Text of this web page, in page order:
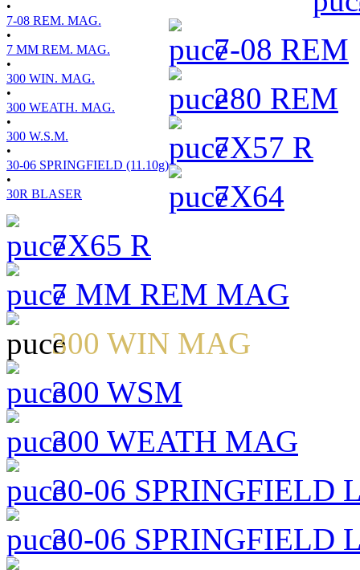
•
7-08 REM. MAG.
•
7 MM REM. MAG.
•
300 WIN. MAG.
•
300 WEATH. MAG.
•
300 W.S.M.
•
30-06 SPRINGFIELD (11.10g)
•
30R BLASER
7-08 REM
280 REM
7X57 R
7X64
7X65 R
7 MM REM MAG
300 WIN MAG
300 WSM
300 WEATH MAG
30-06 SPRINGFIELD
30-06 SPRINGFIELD